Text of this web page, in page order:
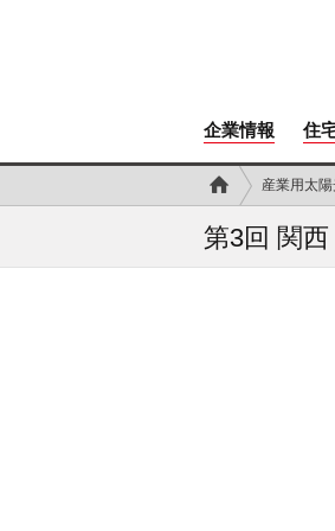
企業情報 住
産業用太
第3回 関